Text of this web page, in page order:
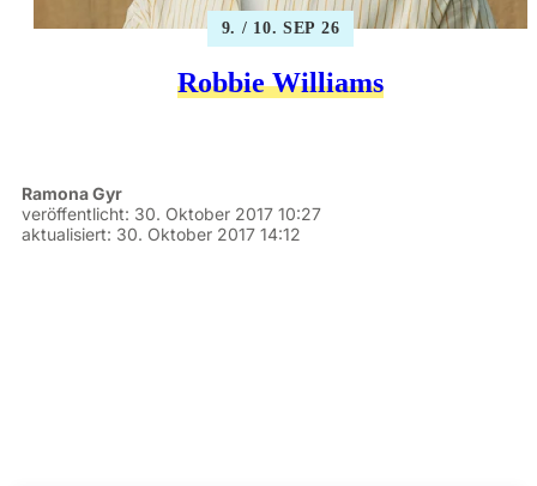
9. / 10. SEP 26
Robbie Williams
Ramona Gyr
veröffentlicht: 30. Oktober 2017 10:27
aktualisiert: 30. Oktober 2017 14:12